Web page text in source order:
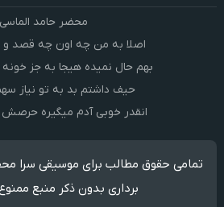
محضر حامد الماسی
اصلا به من چه اون چه قصد
بهم حال نمیده هیجا به جز
حیف داشتم بد به تو نیاز
انقدر خوبی آدم میگیره
تمامی حقوق مطالب برای موسیقی سرا
برداری بدون ذکر منبع